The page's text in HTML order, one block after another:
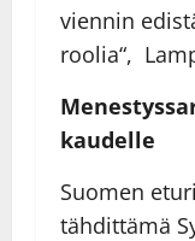
viennin
roolia“,
kaudelle
Suomen
tähdittämä